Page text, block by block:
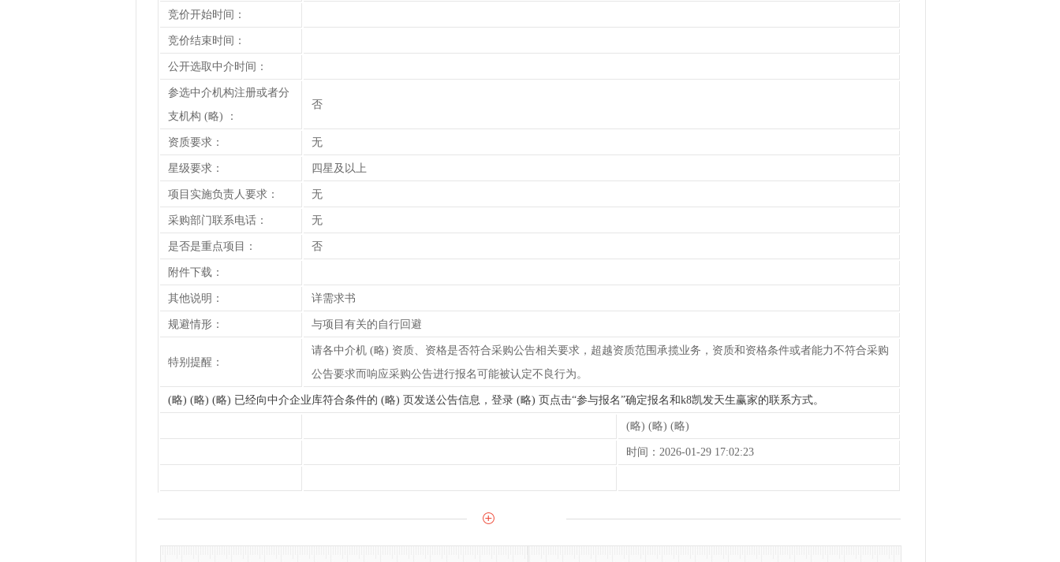
竞价开始时间：
竞价结束时间：
公开选取中介时间：
参选中介机构注册或者分
支机构 (略) ：
否
资质要求： 无
星级要求： 四星及以上
项目实施负责人要求： 无
采购部门联系电话： 无
是否是重点项目： 否
附件下载：
其他说明： 详需求书
规避情形： 与项目有关的自行回避
特别提醒：
请各中介机 (略) 资质、资格是否符合采购公告相关要求，超越资质范围承揽业务，资质和资格条件或者能力不符合采购
公告要求而响应采购公告进行报名可能被认定不良行为。
(略) (略) (略) 已经向中介企业库符合条件的 (略) 页发送公告信息，登录 (略) 页点击“参与报名”确定报名和k8凯发天生赢家的联系方式。
(略) (略) (略)
时间：2026-01-29 17:02:23